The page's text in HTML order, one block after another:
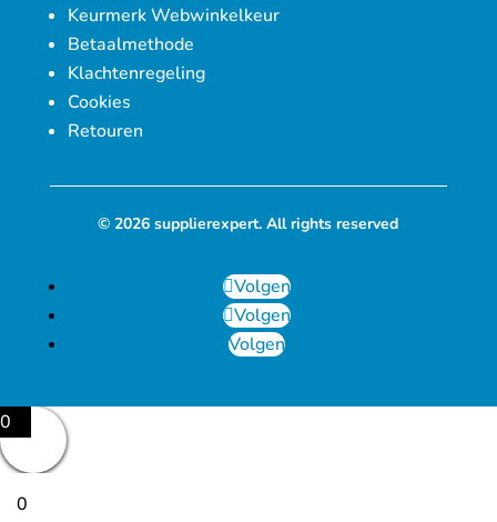
Keurmerk Webwinkelkeur
Betaalmethode
Klachtenregeling
Cookies
Retouren
© 2026 supplierexpert. All rights reserved
Volgen
Volgen
Volgen
0
0